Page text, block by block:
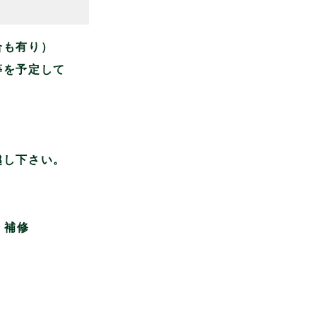
有り）
予定して
下さい。
補修